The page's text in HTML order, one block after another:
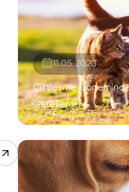
11.05.2023
Çiftleşme
Gerekenler